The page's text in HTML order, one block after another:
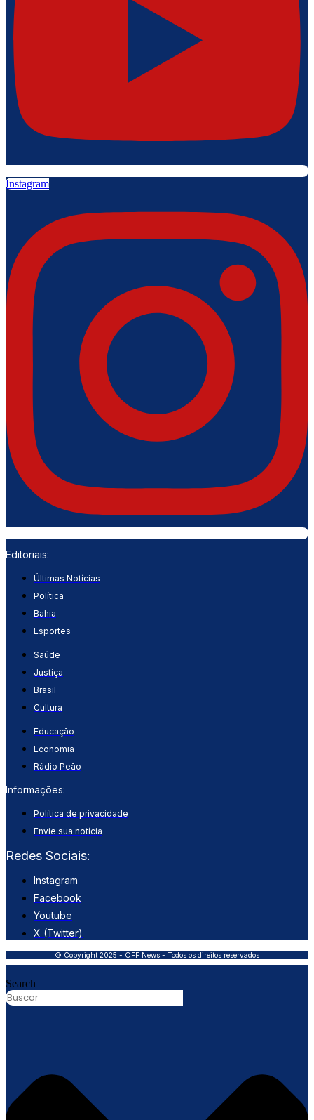
Instagram
Editoriais:
Últimas Notícias
Política
Bahia
Esportes
Saúde
Justiça
Brasil
Cultura
Educação
Economia
Rádio Peão
Informações:
Política de privacidade
Envie sua notícia
Redes Sociais:
Instagram
Facebook
Youtube
X (Twitter)
© Copyright 2025 - OFF News - Todos os direitos reservados
Search